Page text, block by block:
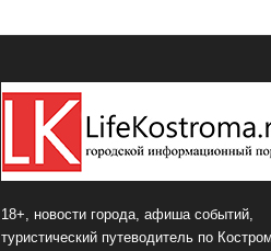
18+, новости города, афиша событий,
туристический путеводитель по